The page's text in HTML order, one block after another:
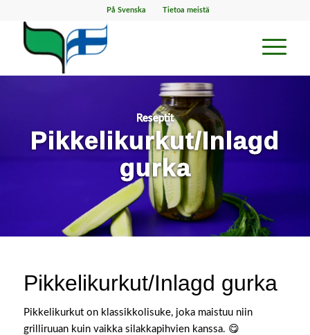
På Svenska Tietoa meistä
Reseptit
Pikkelikurkut/Inlagd
gurka
Pikkelikurkut/Inlagd gurka
Pikkelikurkut on klassikkolisuke, joka maistuu niin
grilliruuan kuin vaikka silakkapihvien kanssa. 😋